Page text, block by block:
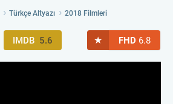
Türkçe Altyazı 2018 Filmleri
IMDB 5.6 ★ FHD 6.8